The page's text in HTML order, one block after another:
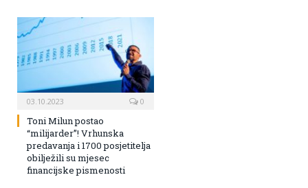
03.10.2023 0
Toni Milun postao
“milijarder”! Vrhunska
predavanja i 1700 posjetitelja
obilježili su mjesec
financijske pismenosti